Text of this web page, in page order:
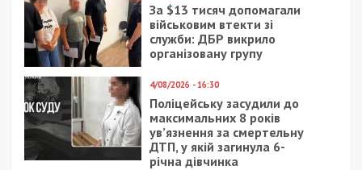
За $13 тисяч допомагали
військовим втекти зі
служби: ДБР викрило
організовану групу
4/08/2026 - 16:30
Поліцейську засудили до
максимальних 8 років
ув’язнення за смертельну
ДТП, у якій загинула 6-
річна дівчинка